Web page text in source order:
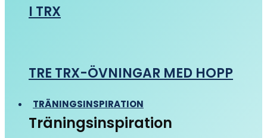
I TRX
TRE TRX-ÖVNINGAR MED HOPP
TRÄNINGSINSPIRATION
Träningsinspiration